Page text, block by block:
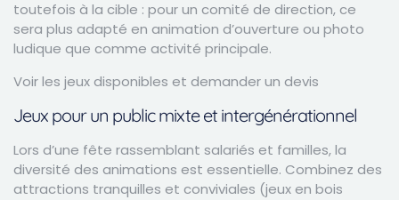
toutefois à la cible : pour un comité de direction, ce
sera plus adapté en animation d’ouverture ou photo
ludique que comme activité principale.
Voir les jeux disponibles et demander un devis
Jeux pour un public mixte et intergénérationnel
Lors d’une fête rassemblant salariés et familles, la
diversité des animations est essentielle. Combinez des
attractions tranquilles et conviviales (jeux en bois